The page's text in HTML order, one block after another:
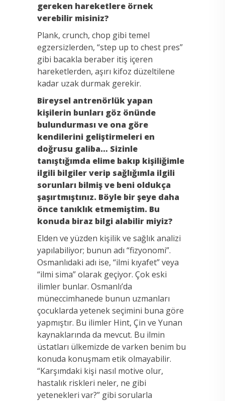
gereken hareketlere örnek
verebilir misiniz?
Plank, crunch, chop gibi temel
egzersizlerden, “step up to chest pres”
gibi bacakla beraber itiş içeren
hareketlerden, aşırı kifoz düzeltilene
kadar uzak durmak gerekir.
Bireysel antrenörlük yapan
kişilerin bunları göz önünde
bulundurması ve ona göre
kendilerini geliştirmeleri en
doğrusu galiba… Sizinle
tanıştığımda elime bakıp kişiliğimle
ilgili bilgiler verip sağlığımla ilgili
sorunları bilmiş ve beni oldukça
şaşırtmıştınız. Böyle bir şeye daha
önce tanıklık etmemiştim. Bu
konuda biraz bilgi alabilir miyiz?
Elden ve yüzden kişilik ve sağlık analizi
yapılabiliyor; bunun adı “fizyonomi”.
Osmanlıdaki adı ise, “ilmi kıyafet” veya
“ilmi sima” olarak geçiyor. Çok eski
ilimler bunlar. Osmanlı’da
müneccimhanede bunun uzmanları
çocuklarda yetenek seçimini buna göre
yapmıştır. Bu ilimler Hint, Çin ve Yunan
kaynaklarında da mevcut. Bu ilmin
üstatları ülkemizde de varken benim bu
konuda konuşmam etik olmayabilir.
“Karşımdaki kişi nasıl motive olur,
hastalık riskleri neler, ne gibi
yetenekleri var?” gibi sorularla